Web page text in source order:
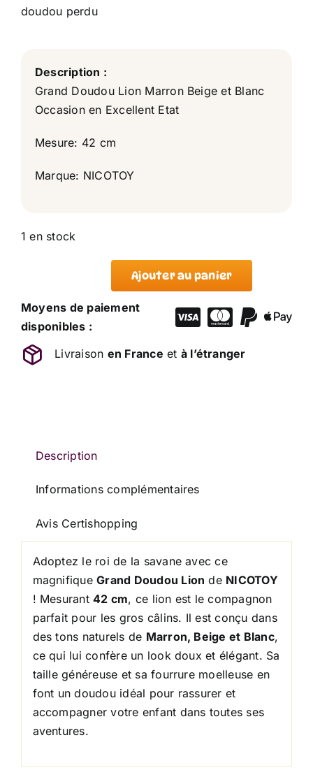
doudou perdu
Description :
Grand Doudou Lion Marron Beige et Blanc
Occasion en Excellent Etat
Mesure: 42 cm
Marque: NICOTOY
1 en stock
de
Grand
Lion
42
Ajouter au panier
Moyens de paiement
disponibles :
Livraison en France et à l’étranger
Description
Informations complémentaires
Avis Certishopping
Adoptez le roi de la savane avec ce
magnifiqueGrand Doudou Lion de NICOTOY
! Mesurant42 cm, ce lion est le compagnon
parfait pour les gros câlins. Il est conçu dans
des tons naturels de Marron, Beige et Blanc,
ce qui lui confère un look doux et élégant. Sa
taille généreuse et sa fourrure moelleuse en
font un doudou idéal pour rassurer et
accompagner votre enfant dans toutes ses
aventures.